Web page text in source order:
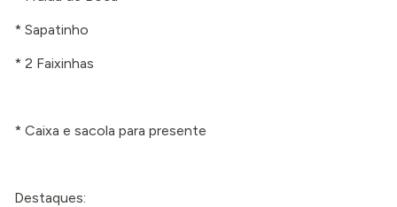
* Sapatinho
* 2 Faixinhas
* Caixa e sacola para presente
Destaques: